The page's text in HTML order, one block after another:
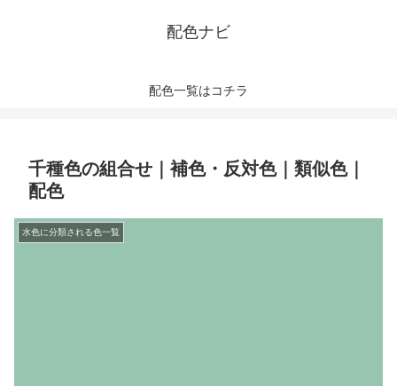
配色ナビ
配色一覧はコチラ
千種色の組合せ｜補色・反対色｜類似色｜
配色
水色に分類される色一覧